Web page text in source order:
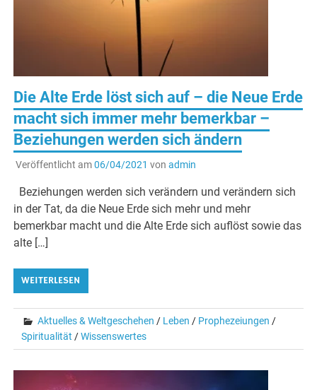
Die Alte Erde löst sich auf – die Neue Erde
macht sich immer mehr bemerkbar –
Beziehungen werden sich ändern
Veröffentlicht am06/04/2021 von admin
Beziehungen werden sich verändern und verändern sich
in der Tat, da die Neue Erde sich mehr und mehr
bemerkbar macht und die Alte Erde sich auflöst sowie das
alte […]
WEITERLESEN
Aktuelles & Weltgeschehen / Leben / Prophezeiungen /
Spiritualität /Wissenswertes